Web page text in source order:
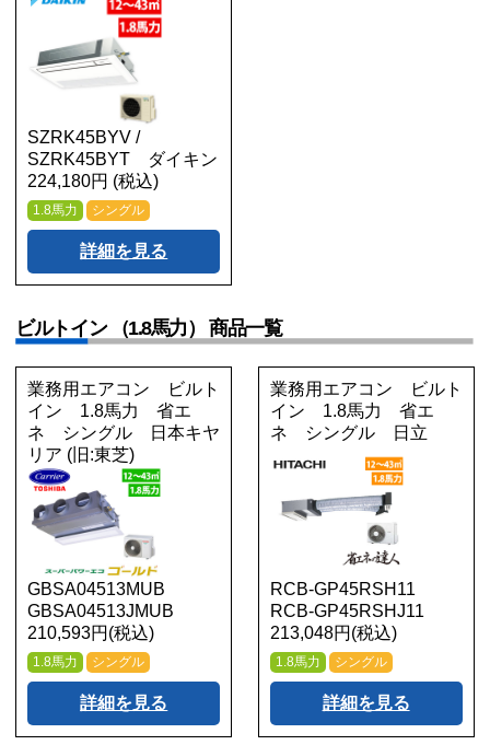
SZRK45BYV /
SZRK45BYT ダイキン
224,180円 (税込)
1.8馬力 シングル
詳細を見る
ビルトイン （1.8馬力） 商品一覧
業務用エアコン ビルト
イン 1.8馬力 省エ
ネ シングル 日本キヤ
リア (旧:東芝)
GBSA04513MUB
GBSA04513JMUB
210,593円(税込)
1.8馬力 シングル
詳細を見る
業務用エアコン ビルト
イン 1.8馬力 省エ
ネ シングル 日立
RCB-GP45RSH11
RCB-GP45RSHJ11
213,048円(税込)
1.8馬力 シングル
詳細を見る